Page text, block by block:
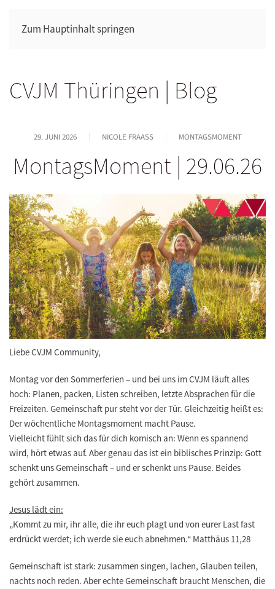
Zum Hauptinhalt springen
CVJM Thüringen | Blog
29. JUNI 2026 NICOLE FRAASS MONTAGSMOMENT
MontagsMoment | 29.06.26
Liebe CVJM Community,
Montag vor den Sommerferien – und bei uns im CVJM läuft alles
hoch: Planen, packen, Listen schreiben, letzte Absprachen für die
Freizeiten. Gemeinschaft pur steht vor der Tür. Gleichzeitig heißt es:
Der wöchentliche Montagsmoment macht Pause.
Vielleicht fühlt sich das für dich komisch an: Wenn es spannend
wird, hört etwas auf. Aber genau das ist ein biblisches Prinzip: Gott
schenkt uns Gemeinschaft – und er schenkt uns Pause. Beides
gehört zusammen.
Jesus lädt ein:
„Kommt zu mir, ihr alle, die ihr euch plagt und von eurer Last fast
erdrückt werdet; ich werde sie euch abnehmen.“ Matthäus 11,28
Gemeinschaft ist stark: zusammen singen, lachen, Glauben teilen,
nachts noch reden. Aber echte Gemeinschaft braucht Menschen, die